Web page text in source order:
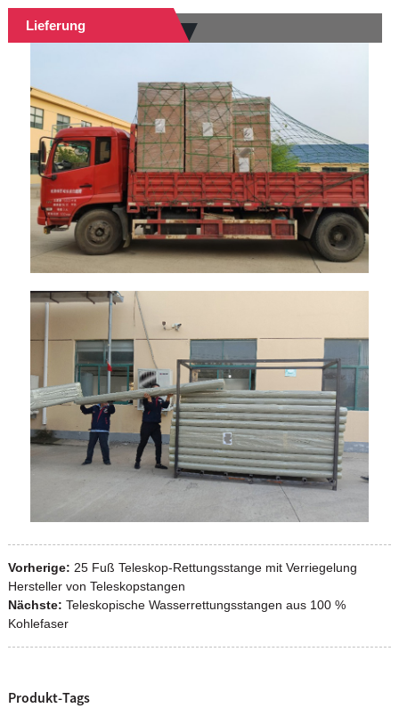
Lieferung
Vorherige: 25 Fuß Teleskop-Rettungsstange mit Verriegelung
Hersteller von Teleskopstangen
Nächste: Teleskopische Wasserrettungsstangen aus 100 %
Kohlefaser
Produkt-Tags